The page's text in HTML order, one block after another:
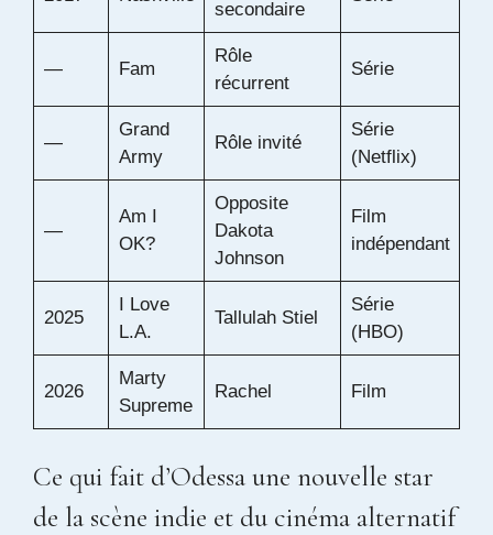
secondaire
— Fam
Rôle
récurrent
Série
—
Grand
Army
Rôle invité
Série
(Netflix)
—
Am I
OK?
Opposite
Dakota
Johnson
Film
indépendant
2025
I Love
L.A.
Tallulah Stiel
Série
(HBO)
2026
Marty
Supreme
Rachel Film
Ce qui fait d’Odessa une nouvelle star
de la scène indie et du cinéma alternatif